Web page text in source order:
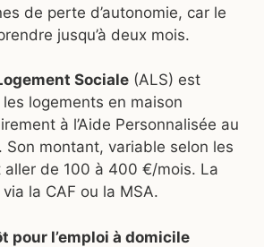
de perte d’autonomie, car le
jusqu’à deux mois.
Sociale (ALS) est
logements en maison
à l’Aide Personnalisée au
Son montant, variable selon les
aller de 100 à 400 €/mois. La
la CAF ou la MSA.
pour l’emploi à domicile